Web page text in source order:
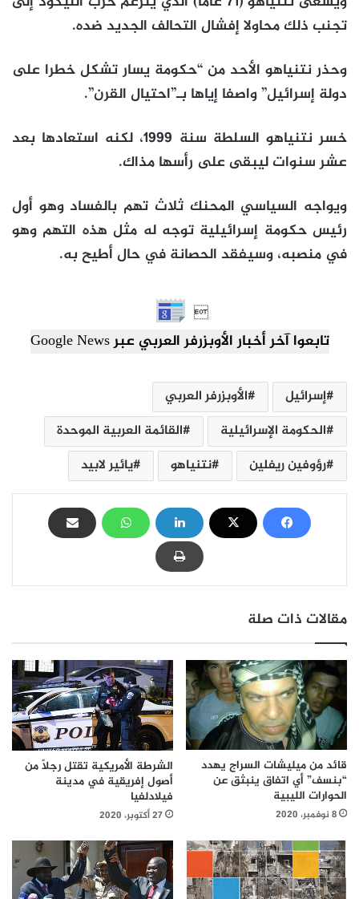
تجنب ذلك محاولا إفشال التحالف الجديد ضده.
وحذر نتنياهو الأحد من “حكومة يسار تشكل خطرا على
دولة إسرائيل” واصفا إياها بـ”احتيال القرن”.
خسر نتنياهو السلطة سنة 1999، لكنه استعادها بعد
عشر سنوات ليبقى على رأسها مذاك.
ويواجه السياسي المحنك ثلاث تهم بالفساد وهو أول
رئيس حكومة إسرائيلية توجه له مثل هذه التهم وهو
في منصبه، وسيفقد الحصانة في حال أطيح به.

تابعوا آخر أخبار الأوبزرفر العربي عبر Google News
إسرائيل
الأوبزرفر العربي
الحكومة الإسرائيلية
القائمة العربية الموحدة
رؤوفين ريفلين
نتنياهو يائير لابيد
مقالات ذات صلة
قائد من ميليشات السراج يهدد
“بنسف” أي اتفاق ينبثق عن
الحوارات الليبية
8 نوفمبر، 2020
الشرطة الأمريكية تقتل رجلاً من
أصول إفريقية في مدينة
فيلادلفيا
27 أكتوبر، 2020